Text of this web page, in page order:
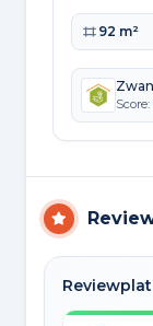
92 m²
Score: